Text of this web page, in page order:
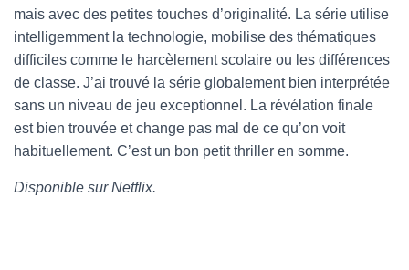
mais avec des petites touches d’originalité. La série utilise
intelligemment la technologie, mobilise des thématiques
difficiles comme le harcèlement scolaire ou les différences
de classe. J’ai trouvé la série globalement bien interprétée
sans un niveau de jeu exceptionnel. La révélation finale
est bien trouvée et change pas mal de ce qu’on voit
habituellement. C’est un bon petit thriller en somme.
Disponible sur Netflix.